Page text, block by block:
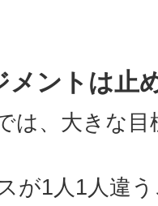
メントは止
は、大きな
が1人1人違